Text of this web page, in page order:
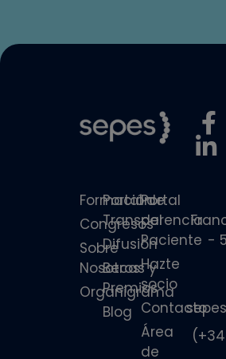
Formación
Congresos
Sobre
Nosotros
Organigrama
Portal de
Transparencia
Difusión
Becas y
Premios
Blog
Portal
del
Paciente
Hazte
socio
Contacto
Área
de
-